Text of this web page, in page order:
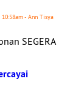
- Ann Tisya
SEGERA